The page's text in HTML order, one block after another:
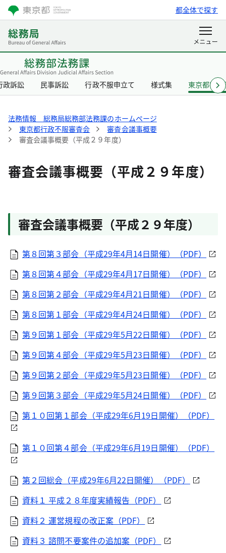
都全体で探す
政訴訟 民事訴訟 行政不服申立て 様式集 東京都行
法務情報 総務局総務部法務課のホームページ
東京都行政不服審査会
審査会議事概要
審査会議事概要（平成２９年度）
審査会議事概要（平成２９年度）
審査会議事概要（平成２９年度）
第８回第３部会（平成29年4月14日開催）（PDF）
第８回第４部会（平成29年4月17日開催）（PDF）
第８回第２部会（平成29年4月21日開催）（PDF）
第８回第１部会（平成29年4月24日開催）（PDF）
第９回第１部会（平成29年5月22日開催）（PDF）
第９回第４部会（平成29年5月23日開催）（PDF）
第９回第２部会（平成29年5月23日開催）（PDF）
第９回第３部会（平成29年5月24日開催）（PDF）
第１０回第１部会（平成29年6月19日開催）（PDF）
第１０回第４部会（平成29年6月19日開催）（PDF）
第２回総会（平成29年6月22日開催）（PDF）
資料１ 平成２８年度実績報告（PDF）
資料２ 運営規程の改正案（PDF）
資料３ 諮問不要案件の追加案（PDF）